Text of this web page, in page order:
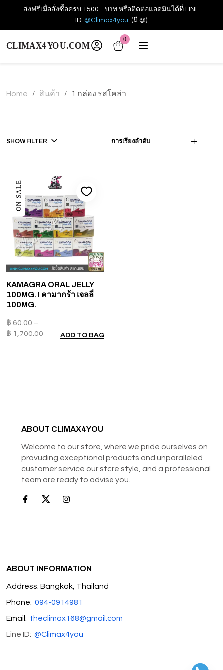
ส่งฟรีเมื่อสั่งซื้อครบ 1500.- บาท หรือติดต่อแอดมินได้ที่ LINE
ID: @Climax4you (มี @)
0
Home / สินค้า / 1 กล่อง รสโคล่า
SHOW FILTER การเรียงลำดับ
ON SALE
KAMAGRA ORAL JELLY
100MG. I คามากร้า เจลลี่
100MG.
฿ 60.00 –
฿ 1,700.00 ADD TO BAG
ABOUT CLIMAX4YOU
Welcome to our store, where we pride ourselves on
provuding exceptional products and unparalleled
customer service our store style, and a professional
team are ready to advise you.
ABOUT INFORMATION
Address: Bangkok, Thailand
Phone: 094-0914981
Email: theclimax168@gmail.com
Line ID:@Climax4you